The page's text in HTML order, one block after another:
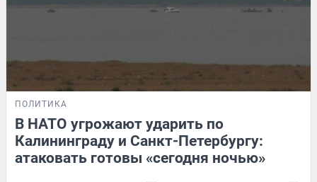
ПОЛИТИКА
В НАТО угрожают ударить по
Калининграду и Санкт-Петербургу:
атаковать готовы «сегодня ночью»